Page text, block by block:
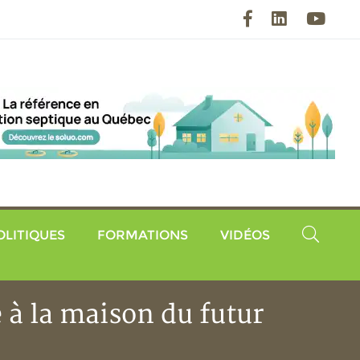
FacebookLinkedIn
FORMATIONS VIDÉOS
la maison du futur